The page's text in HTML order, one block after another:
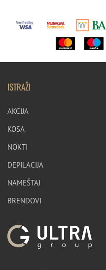
ISTRAŽI
AKCIJA
KOSA
NOKTI
DEPILACIJA
NAMEŠTAJ
BRENDOVI